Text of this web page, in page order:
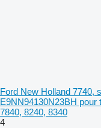
Ford New Holland 7740,
E9NN94130N23BH pour
7840, 8240, 8340
4